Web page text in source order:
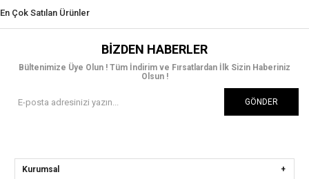
En Çok Satılan Ürünler
BIZDEN HABERLER
Bültenimize Üye Olun ! Tüm İndirim ve Fırsatlardan İlk Sizin Haberiniz
Olsun !
GÖNDER
Kurumsal